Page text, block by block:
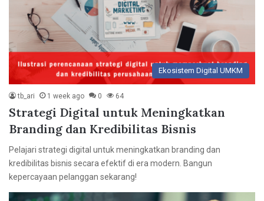
Ekosistem Digital UMKM
tb_ari 1 week ago 0 64
Strategi Digital untuk Meningkatkan
Branding dan Kredibilitas Bisnis
Pelajari strategi digital untuk meningkatkan branding dan
kredibilitas bisnis secara efektif di era modern. Bangun
kepercayaan pelanggan sekarang!